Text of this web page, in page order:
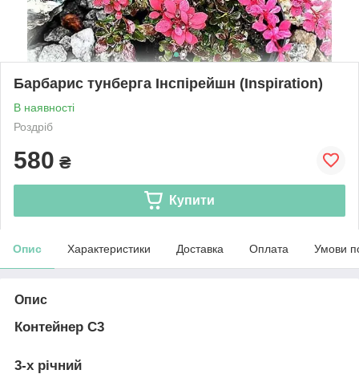
Барбарис тунберга Інспірейшн (Inspiration)
В наявності
Роздріб
580 ₴
Купити
Опис Характеристики Доставка Оплата Умови
Опис
Контейнер С3
3-х річний